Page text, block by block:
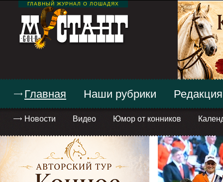
ГЛАВНЫЙ ЖУРНАЛ О ЛОШАДЯХ
Главная
Новости Видео Юмор от конников
Наши рубрики Редакция